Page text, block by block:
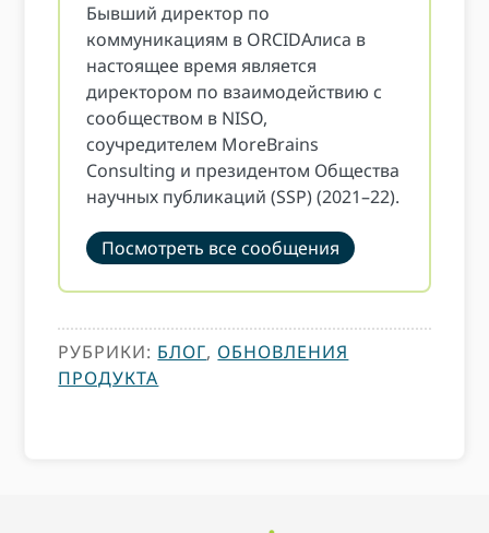
Бывший директор по
коммуникациям в ORCIDАлиса в
настоящее время является
директором по взаимодействию с
сообществом в NISO,
соучредителем MoreBrains
Consulting и президентом Общества
научных публикаций (SSP) (2021–22).
Посмотреть все сообщения
РУБРИКИ: БЛОГ, ОБНОВЛЕНИЯ
ПРОДУКТА